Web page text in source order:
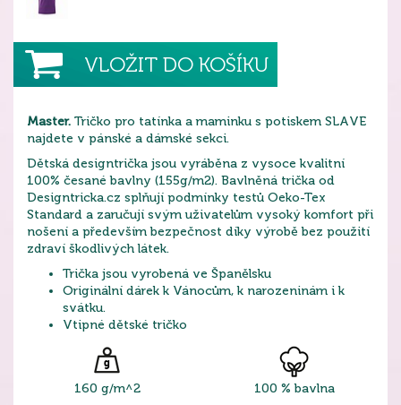
VLOŽIT DO KOŠÍKU
Master. Tričko pro tatínka a maminku s potiskem SLAVE
najdete v pánské a dámské sekci.
Dětská designtrička jsou vyráběna z vysoce kvalitní
100% česané bavlny (155g/m2). Bavlněná trička od
Designtricka.cz splňují podmínky testů Oeko-Tex
Standard a zaručují svým uživatelům vysoký komfort při
nošení a především bezpečnost díky výrobě bez použití
zdraví škodlivých látek.
Trička jsou vyrobená ve Španělsku
Originální dárek k Vánocům, k narozeninám i k
svátku.
Vtipné dětské tričko
160 g/m^2 100 % bavlna